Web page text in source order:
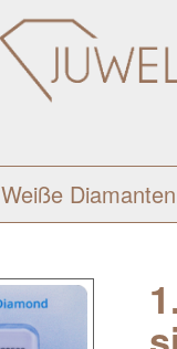
Weiße Diamanten